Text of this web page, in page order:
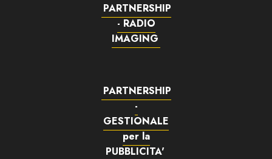
PARTNERSHIP
- RADIO
IMAGING
PARTNERSHIP
-
GESTIONALE
per la
PUBBLICITA'